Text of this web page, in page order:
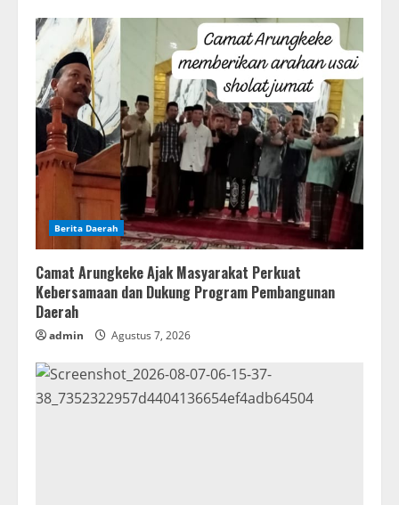
Berita Daerah
Camat Arungkeke Ajak Masyarakat Perkuat
Kebersamaan dan Dukung Program Pembangunan
Daerah
admin Agustus 7, 2026